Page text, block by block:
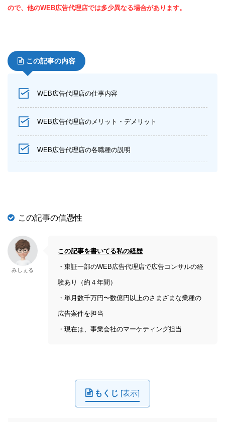
ので、他のWEB広告代理店では多少異なる場合があります。
この記事の内容
WEB広告代理店の仕事内容
WEB広告代理店のメリット・デメリット
WEB広告代理店の各職種の説明
この記事の信憑性
みしぇる
この記事を書いてる私の経歴
・東証一部のWEB広告代理店で広告コンサルの経
験あり（約４年間）
・単月数千万円〜数億円以上のさまざまな業種の
広告案件を担当
・現在は、事業会社のマーケティング担当
もくじ [表示]